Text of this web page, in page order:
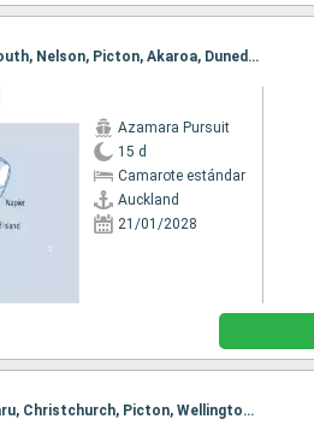
Itinerario : Auckland, Bay of Island, Isla de Norfolk, New Plymouth, Nelson, Picton, Akaroa, Dunedin, Kaikoura, Napier, Auckland
Azamara Pursuit
15 d
Camarote estándar
Auckland
21/01/2028
Itinerario : Sidney, Eden, Hobart, Milford sound, Dunedin, Timaru, Christchurch, Picton, Wellington, Napier, Gisborne, Tauranga, Auckland